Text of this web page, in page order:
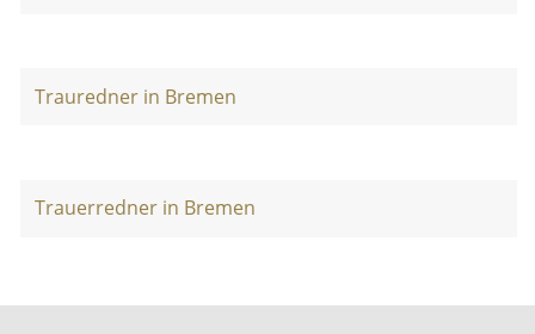
Trauredner in Bremen
Trauerredner in Bremen